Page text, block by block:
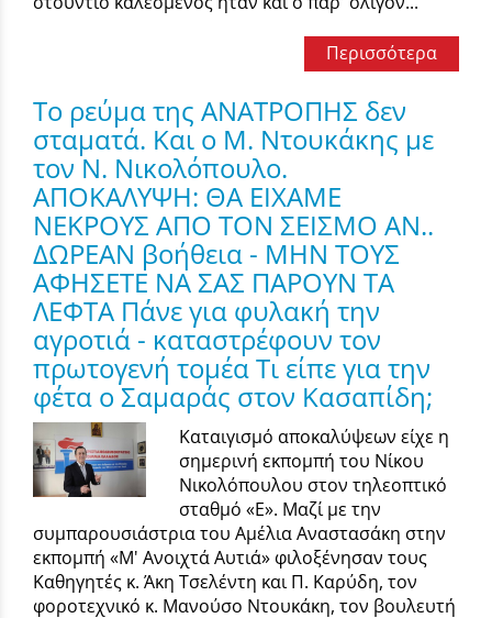
Περισσότερα
Το ρεύμα της ΑΝΑΤΡΟΠΗΣ δεν
σταματά. Και ο Μ. Ντουκάκης με
τον Ν. Νικολόπουλο.
ΑΠΟΚΑΛΥΨΗ: ΘΑ ΕΙΧΑΜΕ
ΝΕΚΡΟΥΣ ΑΠΟ ΤΟΝ ΣΕΙΣΜΟ ΑΝ..
ΔΩΡΕΑΝ βοήθεια - ΜΗΝ ΤΟΥΣ
ΑΦΗΣΕΤΕ ΝΑ ΣΑΣ ΠΑΡΟΥΝ ΤΑ
ΛΕΦΤΑ Πάνε για φυλακή την
αγροτιά - καταστρέφουν τον
πρωτογενή τομέα Τι είπε για την
φέτα ο Σαμαράς στον Κασαπίδη;
Καταιγισμό αποκαλύψεων είχε η
σημερινή εκπομπή του Νίκου
Νικολόπουλου στον τηλεοπτικό
σταθμό «Ε». Μαζί με την
συμπαρουσιάστρια του Αμέλια Αναστασάκη στην
εκπομπή «Μ' Ανοιχτά Αυτιά» φιλοξένησαν τους
Καθηγητές κ. Άκη Τσελέντη και Π. Καρύδη, τον
φοροτεχνικό κ. Μανούσο Ντουκάκη, τον βουλευτή